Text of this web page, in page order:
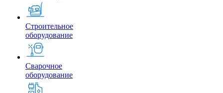
Строительное
оборудование
Сварочное
оборудование